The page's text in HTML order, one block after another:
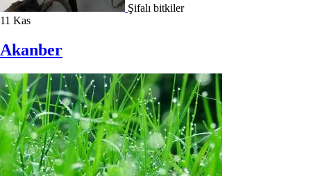
Şifalı bitkiler
11 Kas
Akanber